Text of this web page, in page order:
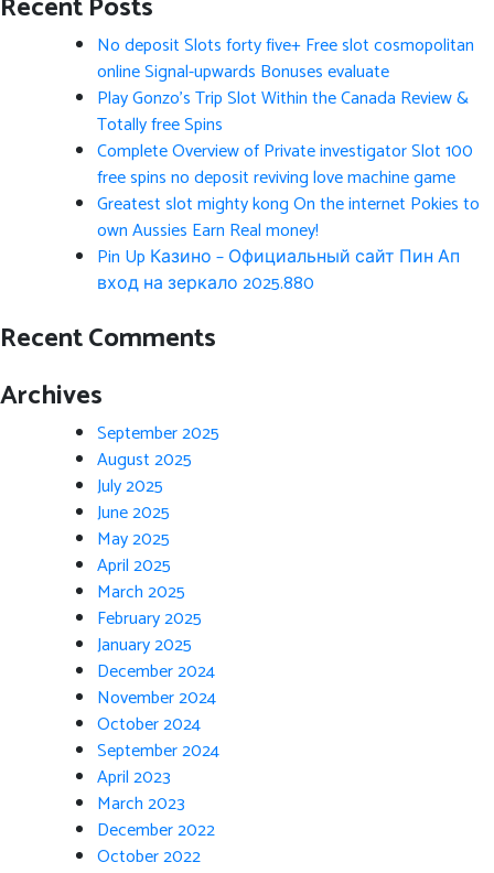
No deposit Slots forty five+ Free slot cosmopolitan
online Signal-upwards Bonuses evaluate
Play Gonzo’s Trip Slot Within the Canada Review &
Totally free Spins
Complete Overview of Private investigator Slot 100
free spins no deposit reviving love machine game
Greatest slot mighty kong On the internet Pokies to
own Aussies Earn Real money!
Pin Up Казино – Официальный сайт Пин Ап
вход на зеркало 2025.880
Recent Comments
Archives
September 2025
August 2025
July 2025
June 2025
May 2025
April 2025
March 2025
February 2025
January 2025
December 2024
November 2024
October 2024
September 2024
April 2023
March 2023
December 2022
October 2022